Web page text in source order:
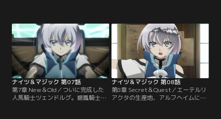
し、戦闘状態に突入。キッドとアデ
ィもシルエットギアを駆り、追撃に
加わった。一方、エルは砦に残った
賊を鎮圧するためシルエットギアで
出撃。無帽にも賊が操るテレスター
レに立ち向かっていく。
模擬試合を命じた。ラボがカルダト
アの後継機開発を進める一方で、エ
ルはカザドシュ事変を教訓に、機動
力を重視した機体を投入することを
決意。そのためには、息の合った二
人の騎操士…。
ナイツ＆マジック 第07話
第7章 New＆Old／ついに完成した
人馬騎士ツェンドルグ。銀鳳騎士団
ナイツ＆マジック 第08話
第8章 Secret＆Quest／エーテルリ
アクタの生産地、アルフヘイムに魔